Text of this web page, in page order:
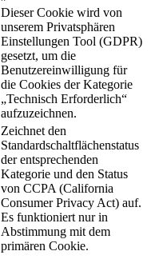
Dieser Cookie wird von
unserem Privatsphären
Einstellungen Tool (GDPR)
gesetzt, um die
Benutzereinwilligung für
die Cookies der Kategorie
„Technisch Erforderlich“
aufzuzeichnen.
Zeichnet den
Standardschaltflächenstatus
der entsprechenden
Kategorie und den Status
von CCPA (California
Consumer Privacy Act) auf.
Es funktioniert nur in
Abstimmung mit dem
primären Cookie.